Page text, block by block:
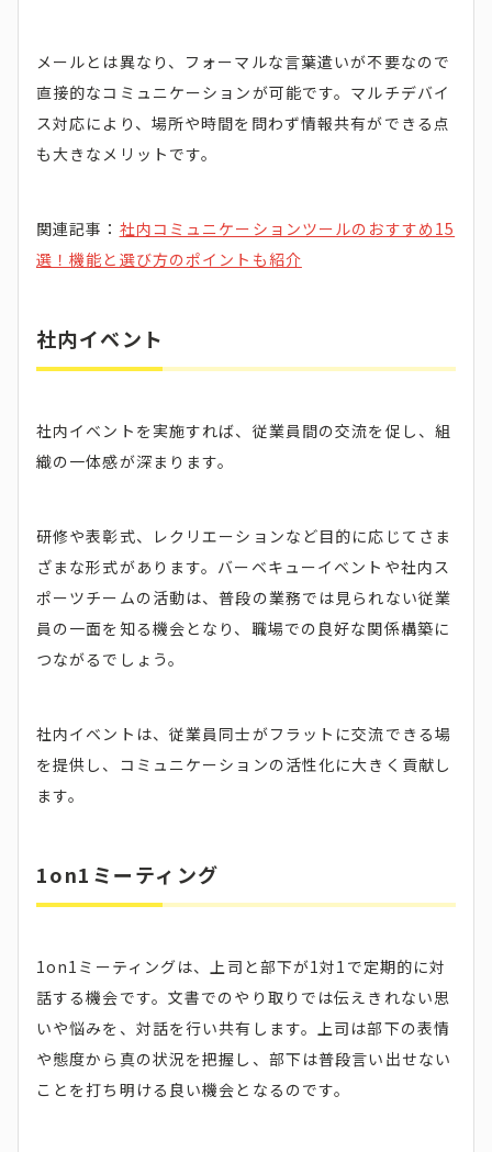
メールとは異なり、フォーマルな言葉遣いが不要なので
直接的なコミュニケーションが可能です。マルチデバイ
ス対応により、場所や時間を問わず情報共有ができる点
も大きなメリットです。
関連記事： 社内コミュニケーションツールのおすすめ15
選！機能と選び方のポイントも紹介
社内イベント
社内イベントを実施すれば、従業員間の交流を促し、組
織の一体感が深まります。
研修や表彰式、レクリエーションなど目的に応じてさま
ざまな形式があります。バーベキューイベントや社内ス
ポーツチームの活動は、普段の業務では見られない従業
員の一面を知る機会となり、職場での良好な関係構築に
つながるでしょう。
社内イベントは、従業員同士がフラットに交流できる場
を提供し、コミュニケーションの活性化に大きく貢献し
ます。
1on1ミーティング
1on1ミーティングは、上司と部下が1対1で定期的に対
話する機会です。文書でのやり取りでは伝えきれない思
いや悩みを、対話を行い共有します。上司は部下の表情
や態度から真の状況を把握し、部下は普段言い出せない
ことを打ち明ける良い機会となるのです。